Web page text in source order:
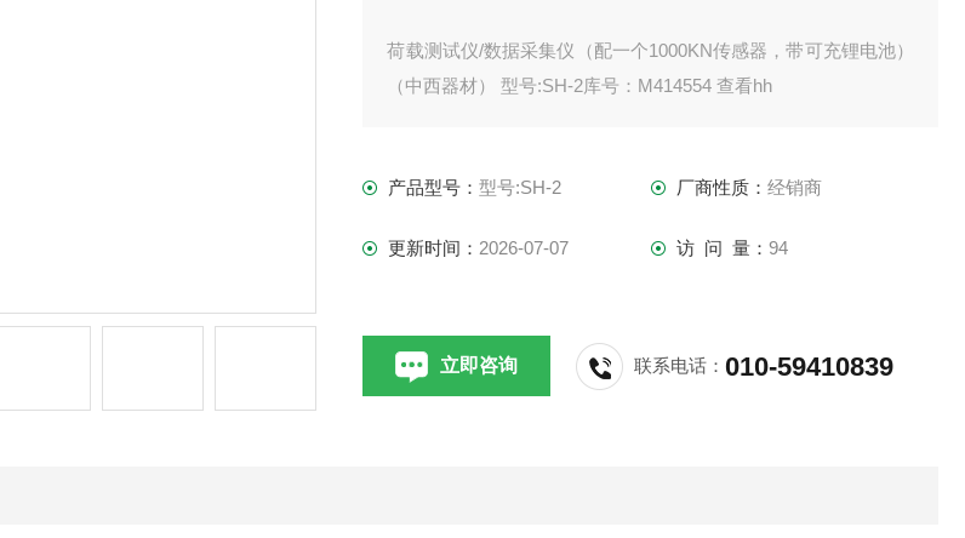
荷载测试仪/数据采集仪（配一个1000KN传感器，带可充锂电池）
（中西器材） 型号:SH-2库号：M414554 查看hh
验，满足GB/T13476-2023《先张法预应力混凝土管桩》等标准要
求。适用于各种建材及混凝土制品的抗压强度测试，如上下水
管，管桩及各
产品型号：型号:SH-2 厂商性质： 经销商
更新时间： 2026-07-07 访 问 量： 94
立即咨询 联系电话：010-59410839